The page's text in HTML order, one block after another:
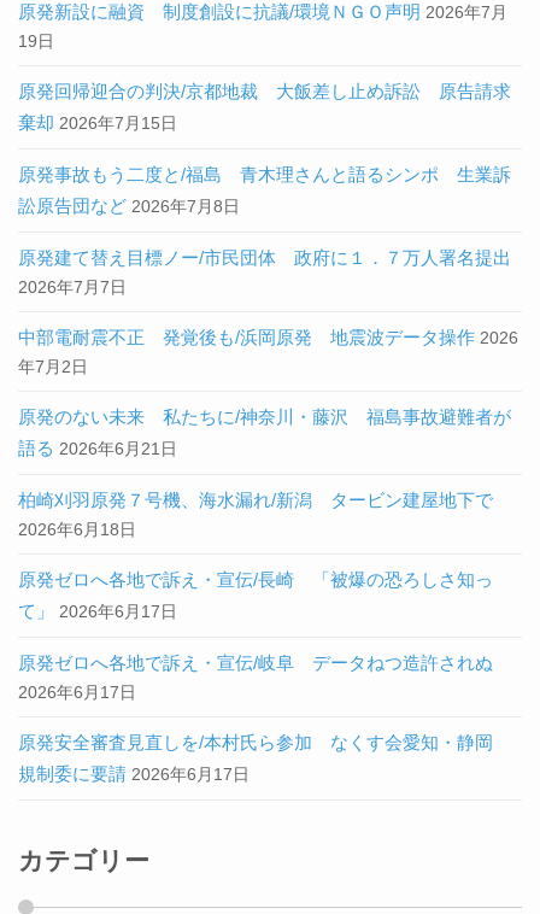
原発新設に融資 制度創設に抗議/環境ＮＧＯ声明 2026年7月
19日
原発回帰迎合の判決/京都地裁 大飯差し止め訴訟 原告請求
棄却 2026年7月15日
原発事故もう二度と/福島 青木理さんと語るシンポ 生業訴
訟原告団など 2026年7月8日
原発建て替え目標ノー/市民団体 政府に１．７万人署名提出
2026年7月7日
中部電耐震不正 発覚後も/浜岡原発 地震波データ操作 2026
年7月2日
原発のない未来 私たちに/神奈川・藤沢 福島事故避難者が
語る 2026年6月21日
柏崎刈羽原発７号機、海水漏れ/新潟 タービン建屋地下で
2026年6月18日
原発ゼロへ各地で訴え・宣伝/長崎 「被爆の恐ろしさ知っ
て」
2026年6月17日
原発ゼロへ各地で訴え・宣伝/岐阜 データねつ造許されぬ
2026年6月17日
原発安全審査見直しを/本村氏ら参加 なくす会愛知・静岡
規制委に要請 2026年6月17日
カテゴリー